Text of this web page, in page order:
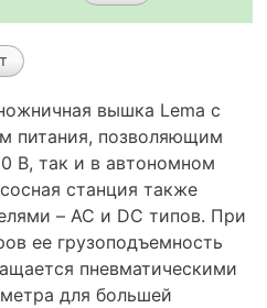
вышка Lema с
питания, позволяющим
В, так и в автономном
станция также
– AC и DC типов. При
ее грузоподъемность
пневматическими
для большей